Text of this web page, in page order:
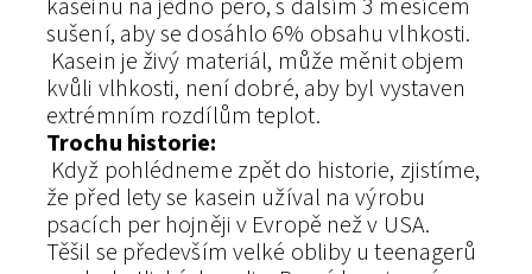
kaseinu na jedno pero, s dalším 3 měsícem
sušení, aby se dosáhlo 6% obsahu vlhkosti.
Kasein je živý materiál, může měnit objem
kvůli vlhkosti, není dobré, aby byl vystaven
extrémním rozdílům teplot.
Trochu historie:
Když pohlédneme zpět do historie, zjistíme,
že před lety se kasein užíval na výrobu
psacích per hojněji v Evropě než v USA.
Těšil se především velké obliby u teenagerů